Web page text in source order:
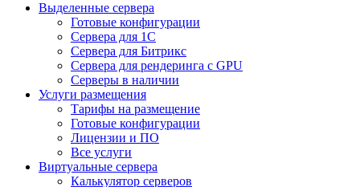
Выделенные сервера
Готовые конфигурации
Сервера для 1С
Сервера для Битрикс
Сервера для рендеринга с GPU
Серверы в наличии
Услуги размещения
Тарифы на размещение
Готовые конфигурации
Лицензии и ПО
Все услуги
Виртуальные сервера
Калькулятор серверов